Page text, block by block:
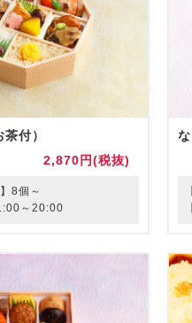
付）
2,870円(税抜)
8個～
～20:00